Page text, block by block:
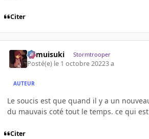
Citer
kamuisuki Stormtrooper
Posté(e) le 1 octobre 20223 a
AUTEUR
Le soucis est que quand il y a un
du mauvais coté tout le temps. ce qui
Citer